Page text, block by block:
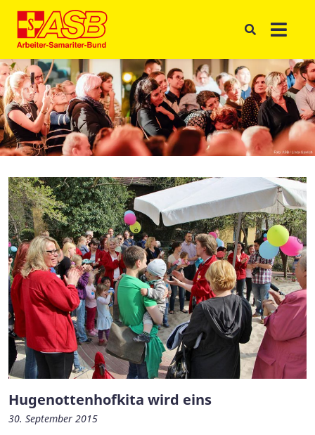
Hugenottenhofkita wird eins
30. September 2015